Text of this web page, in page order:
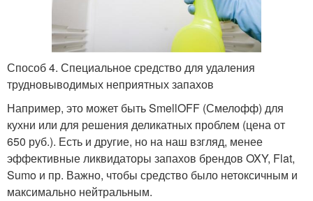
Способ 4. Специальное средство для удаления
трудновыводимых неприятных запахов
Например, это может быть SmellOFF (Смелофф) для
кухни или для решения деликатных проблем (цена от
650 руб.). Есть и другие, но на наш взгляд, менее
эффективные ликвидаторы запахов брендов OXY, Flat,
Sumo и пр. Важно, чтобы средство было нетоксичным и
максимально нейтральным.